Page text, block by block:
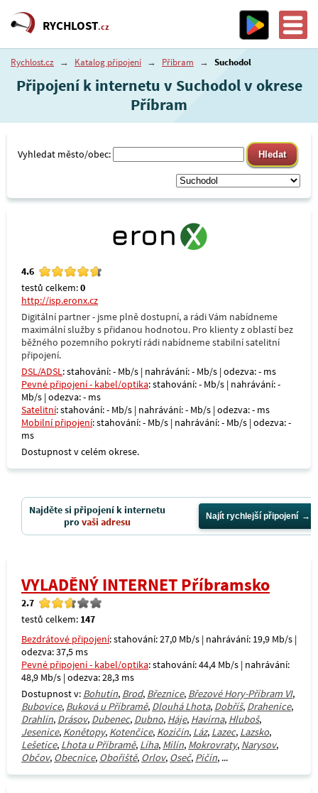
RYCHLOST.cz
Rychlost.cz → Katalog připojení → Příbram → Suchodol
Připojení k internetu v Suchodol v okrese
Příbram
Vyhledat město/obec:
4.6
testů celkem:0
http://isp.eronx.cz
Digitální partner - jsme plně dostupní, a rádi Vám nabídneme
maximální služby s přidanou hodnotou. Pro klienty z oblastí bez
běžného pozemního pokrytí rádi nabídneme stabilní satelitní
připojení.
DSL/ADSL: stahování: - Mb/s | nahrávání: - Mb/s | odezva: - ms
Pevné připojení - kabel/optika: stahování: - Mb/s | nahrávání: -
Mb/s | odezva: - ms
Satelitní: stahování: - Mb/s | nahrávání: - Mb/s | odezva: - ms
Mobilní připojení: stahování: - Mb/s | nahrávání: - Mb/s | odezva: -
ms
Dostupnost v celém okrese.
Najděte si připojení k internetu
provaši adresu Najít rychlejší připojení
VYLADĚNÝ INTERNET Příbramsko
2.7
testů celkem: 147
Bezdrátové připojení: stahování: 27,0 Mb/s | nahrávání: 19,9 Mb/s |
odezva: 37,5 ms
Pevné připojení - kabel/optika: stahování: 44,4 Mb/s | nahrávání:
48,9 Mb/s | odezva: 28,3 ms
Dostupnost v: Bohutín, Brod, Březnice, Březové Hory-Příbram VI,
Bubovice, Buková u Příbramě, Dlouhá Lhota, Dobříš, Drahenice,
Drahlín, Drásov, Dubenec, Dubno, Háje, Havírna, Hluboš,
Jesenice, Konětopy, Kotenčice, Kozičín, Láz, Lazec, Lazsko,
Lešetice, Lhota u Příbramě, Líha, Milín, Mokrovraty, Narysov,
Občov, Obecnice, Obořiště, Orlov, Oseč, Pičín, ...